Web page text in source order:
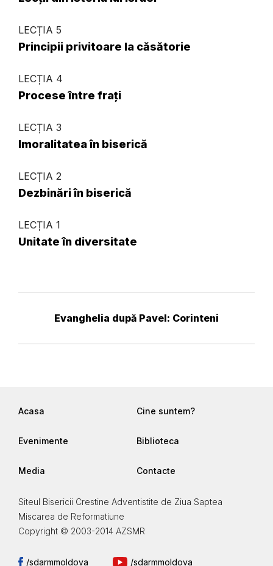
LECȚIA 5
Principii privitoare la căsătorie
LECȚIA 4
Procese între frați
LECȚIA 3
Imoralitatea în biserică
LECȚIA 2
Dezbinări în biserică
LECȚIA 1
Unitate în diversitate
Evanghelia după Pavel: Corinteni
Acasa Cine suntem?
Evenimente Biblioteca
Media Contacte
Siteul Bisericii Crestine Adventistite de Ziua Saptea
Miscarea de Reformatiune
Copyright © 2003-2014 AZSMR
/sdarmmoldova /sdarmmoldova